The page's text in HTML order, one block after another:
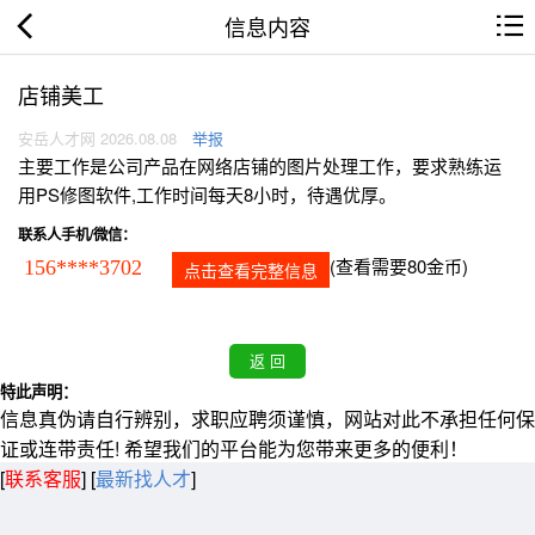
信息内容
店铺美工
安岳人才网 2026.08.08 举报
主要工作是公司产品在网络店铺的图片处理工作，要求熟练运
用PS修图软件,工作时间每天8小时，待遇优厚。
联系人手机/微信：
156****3702 点击查看完整信息 (查看需要80金币)
特此声明：
信息真伪请自行辨别，求职应聘须谨慎，网站对此不承担任何保
证或连带责任! 希望我们的平台能为您带来更多的便利！
[联系客服] [最新找人才]